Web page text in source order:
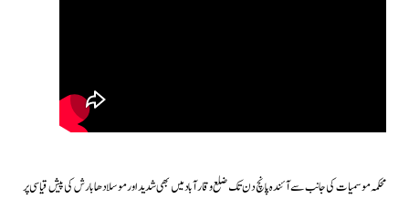
محکمہ موسمیات کی جانب سے آئندہ پانچ دن تک ضلع وقارآباد میں بھی شدید اور موسلا دھابارش کی پیش قیاسی پر